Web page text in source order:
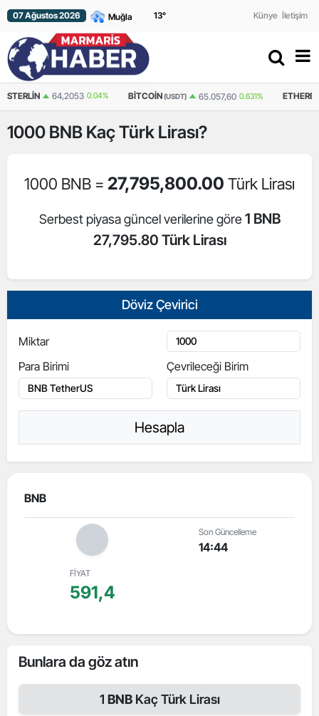
07 Ağustos 2026 13° Künye İletişim
STERLIN 64,2053 0.04% BITCOIN(USDT) 65.057,60 0.631%
1000 BNB Kaç Türk Lirası?
1000 BNB = 27,795,800.00 Türk Lirası
Serbest piyasa güncel verilerine göre 1 BNB
27,795.80 Türk Lirası
Döviz Çevirici
Miktar
Para Birimi
Çevrileceği Birim
Hesapla
BNB
Son Güncelleme
14:44
FİYAT
591,4
Bunlara da göz atın
1 BNB Kaç Türk Lirası